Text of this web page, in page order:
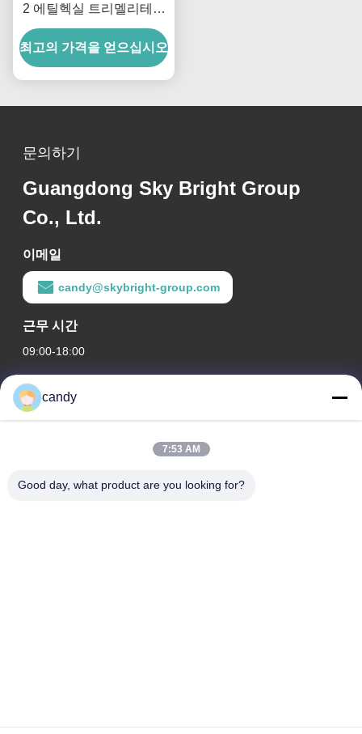
2 에틸헥실 트리멜리테이
트 (케이블 및 자동차 부품
용)
최고의 가격을 얻으십시오
문의하기
Guangdong Sky Bright Group
Co., Ltd.
이메일
candy@skybright-group.com
근무 시간
09:00-18:00
우리 주소
회사 주소
RM. 1601-1603, 1606-1608, 1610, NO. 21 JIHUA 5TH RD,
ZUMIAO STREET, CHANCHENG DISTRICT, FOSHAN,
candy
7:53 AM
Good day, what product are you looking for?